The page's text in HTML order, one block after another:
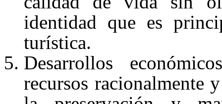
identidad que es
turística.
Desarrollos
recursos racionalmente